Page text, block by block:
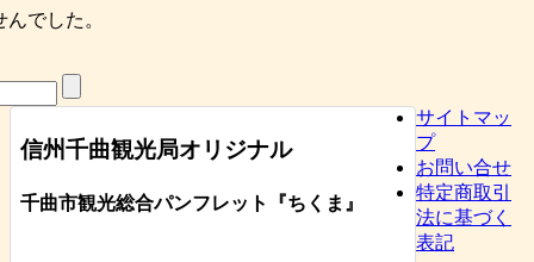
でした。
信州千曲観光局オリジナル
千曲市観光総合パンフレット 『ちくま 』
サイトマッ
プ
お問い合せ
特定商取引
法に基づく
表記